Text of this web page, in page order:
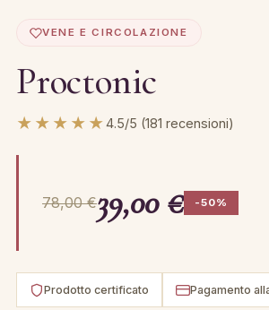
VENE E CIRCOLAZIONE
Proctonic
★★★★★4.5/5 (181 recensioni)
78,00 €39,00 € -50%
Prodotto certificato Pagamento